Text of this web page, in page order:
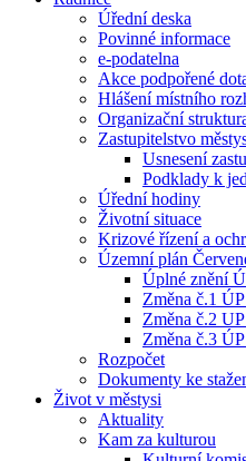
Úřední deska
Povinné informace
e-podatelna
Akce podpořené
Hlášení místního
Organizační
Zastupitelstvo
Usnesení
Podklady k
Úřední hodiny
Životní situace
Krizové řízení a
Územní plán
Úplné znění
Změna č.1
Změna č.2
Změna č.3
Rozpočet
Dokumenty ke
Život v městysi
Aktuality
Kam za kulturou